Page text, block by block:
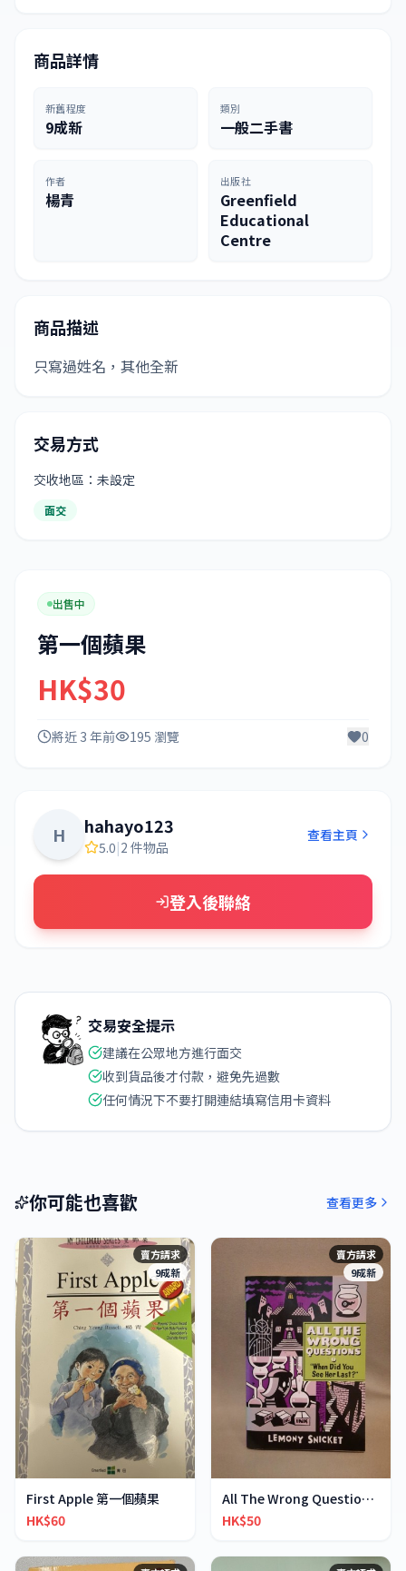
商品詳情
新舊程度
9成新
類別
一般二手書
作者
楊青
出版社
Greenfield
Educational
Centre
商品描述
只寫過姓名，其他全新
交易方式
交收地區：未設定
面交
出售中
第一個蘋果
HK$30
將近 3 年前 195 瀏覽 0
H hahayo123
5.0|2 件物品
查看主頁
登入後聯絡
交易安全提示
建議在公眾地方進行面交
收到貨品後才付款，避免先過數
任何情況下不要打開連結填寫信用卡資料
你可能也喜歡 查看更多
賣方請求
9成新
First Apple 第一個蘋果
HK$60
賣方請求
9成新
All The Wrong Questions 2: "When Did You See Her L
HK$50